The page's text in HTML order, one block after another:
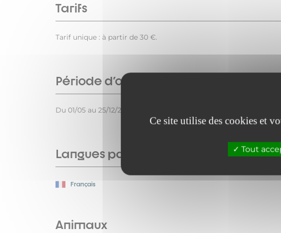
Ce site utilise des cookies et
Tout
Tarifs
Tarif unique : à partir de 30 €.
Période d'ouverture
Du 01/05 au 25/12/2026 le vendredi de 10h à 12h.
Langues parlées
Français
Animaux